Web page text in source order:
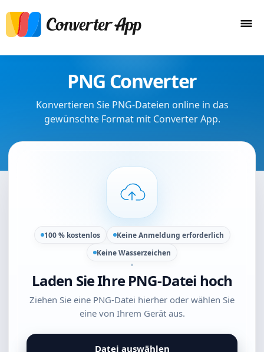
PNG Converter
Konvertieren Sie PNG-Dateien online in das
gewünschte Format mit Converter App.
100 % kostenlos
Keine Anmeldung erforderlich
Keine Wasserzeichen
Laden Sie Ihre PNG-Datei hoch
Ziehen Sie eine PNG-Datei hierher oder wählen Sie
eine von Ihrem Gerät aus.
Datei auswählen